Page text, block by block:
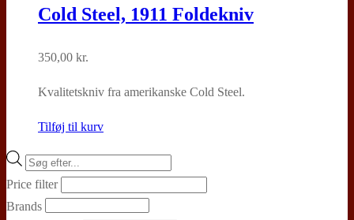
Cold Steel, 1911 Foldekniv
350,00 kr.
Kvalitetskniv fra amerikanske Cold Steel.
Tilføj til kurv
Products
search
Price filter
Brands